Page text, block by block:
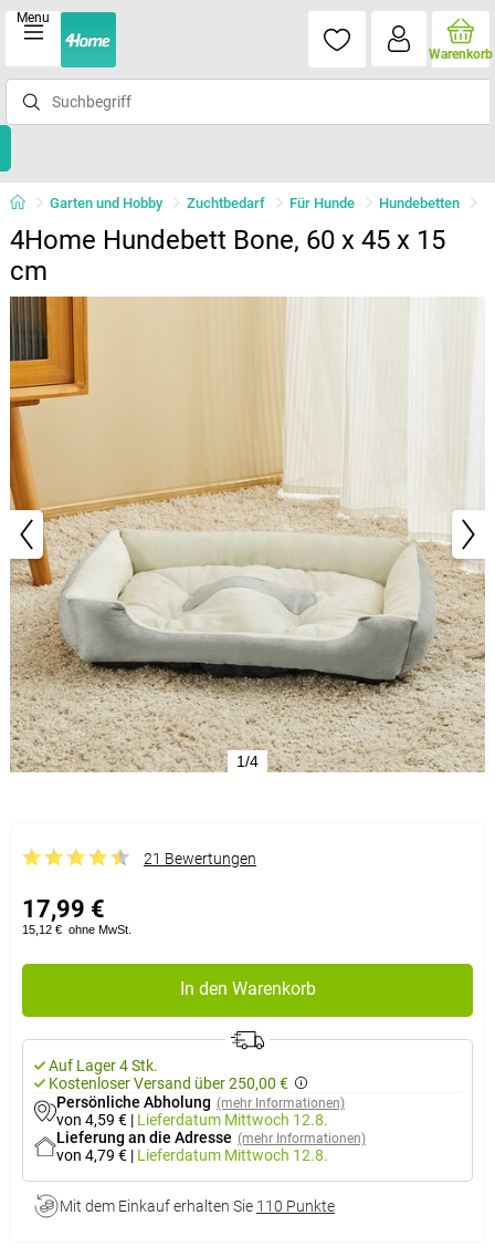
Menu
Warenkorb
Garten und Hobby Zuchtbedarf Für Hunde Hundebetten
4Home Hundebett Bone, 60 x 45 x 15
cm
1/4
21 Bewertungen
17,99 €
15,12 € ohne MwSt.
In den Warenkorb
Auf Lager 4 Stk.
Kostenloser Versand über 250,00 €
Persönliche Abholung (mehr Informationen)
von 4,59 € | Lieferdatum Mittwoch 12.8.
Lieferung an die Adresse (mehr Informationen)
von 4,79 € | Lieferdatum Mittwoch 12.8.
Mit dem Einkauf erhalten Sie 110 Punkte